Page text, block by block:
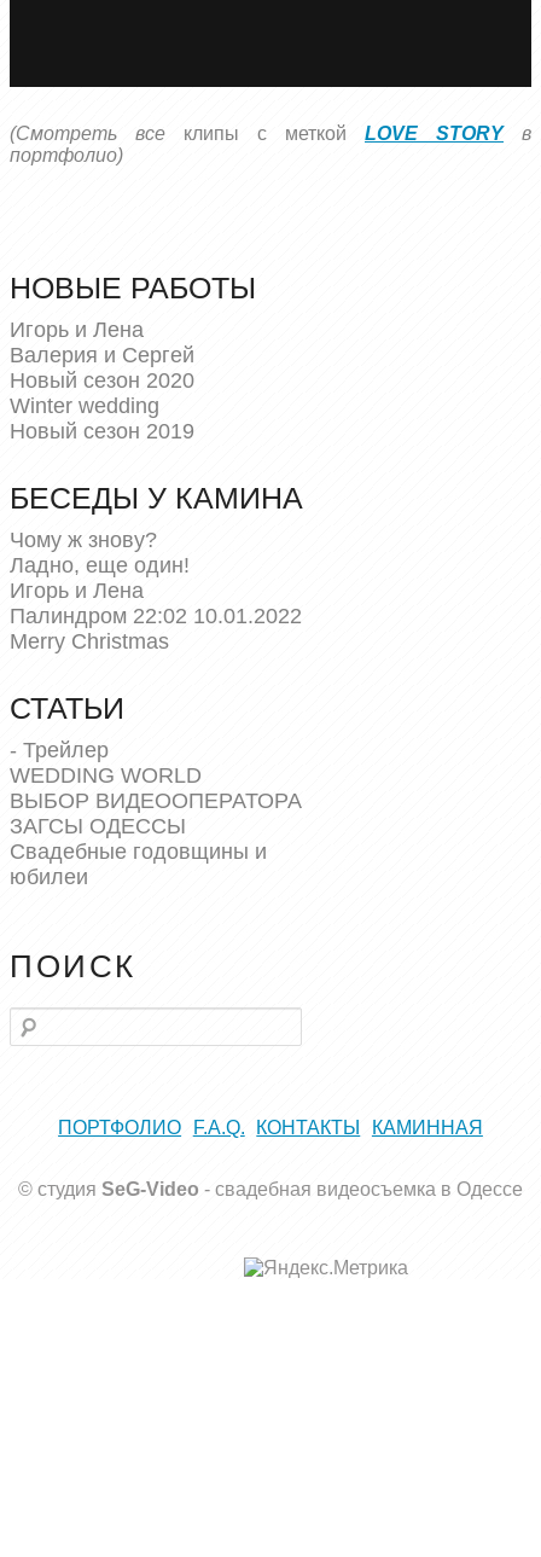
(Смотреть все клипы с меткой LOVE STORYв
портфолио)
НОВЫЕ РАБОТЫ
Игорь и Лена
Валерия и Сергей
Новый сезон 2020
Winter wedding
Новый сезон 2019
БЕСЕДЫ У КАМИНА
Чому ж знову?
Ладно, еще один!
Игорь и Лена
Палиндром 22:02 10.01.2022
Merry Christmas
СТАТЬИ
- Трейлер
WEDDING WORLD
ВЫБОР ВИДЕООПЕРАТОРА
ЗАГСЫ ОДЕССЫ
Свадебные годовщины и
юбилеи
ПОИСК
Поиск
ПОРТФОЛИО F.A.Q. КОНТАКТЫ КАМИННАЯ
© студия SeG-Video - свадебная видеосъемка в Одессе